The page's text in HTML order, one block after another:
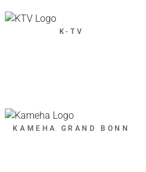
K-TV
KAMEHA GRAND BONN